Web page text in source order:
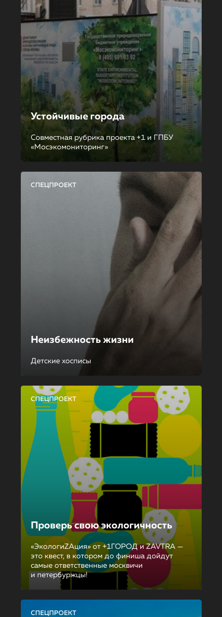
Устойчивые города
Совместная рубрика проекта +1 и ГПБУ
«Мосэкомониторинг»
СПЕЦПРОЕКТ
Неизбежность жизни
Детские хосписы
СПЕЦПРОЕКТ
Проверь свою экологичность
«ЭкологиZAция» от +1ГОРОД и ZAVTRA —
это квест, в котором до финиша дойдут
самые ответственные москвичи
и петербуржцы!
СПЕЦПРОЕКТ